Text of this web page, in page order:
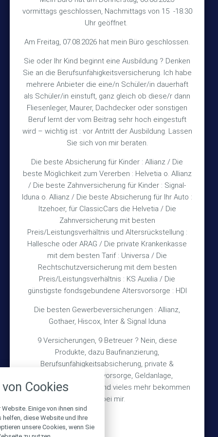
vormittags geschlossen, Nachmittags von 15 -18.30
Uhr geöffnet.
Am Freitag, 07.08.2026 hat mein Büro geschlossen.
Sie oder Ihr Kind beginnt eine Ausbildung ? Denken
Sie an die Berufsunfähigkeitsversicherung. Ich habe
mehrere Anbieter die eine/n Schüler/in dauerhaft
als Schüler/in einstuft, ganz gleich ob diese/r dann
Fliesenleger, Maurer, Dachdecker oder sonstigen
Beruf lernt der vom Beitrag sehr hoch eingestuft
wird – wichtig ist : vor Antritt der Ausbildung. Lassen
Sie sich von mir beraten.
Die beste Absicherung für Kinder : Allianz / Die
beste Möglichkeit zum Vererben : Helvetia o. Allianz
/ Die beste Zahnversicherung für Kinder : Signal-
Iduna o. Allianz / Die beste Absicherung für Ihr Auto :
Itzehoer, für ClassicCars die Helvetia / Die
Zahnversicherung mit besten
Preis/Leistungsverhältnis und Altersrückstellung :
Hallesche oder ARAG / Die private Krankenkasse
mit dem besten Tarif : Universa / Die
Rechtschutzversicherung mit dem besten
Preis/Leistungsverhältnis : KS Auxilia / Die
günstigste fondsgebundene Altersvorsorge : HDI
Die besten Gewerbeversicherungen : Allianz,
Gothaer, Hiscox, Inter & Signal Iduna
9 Versicherungen, 9 Betreuer ? Nein, diese
Produkte, dazu Baufinanzierung,
Berufsunfähigkeitsabsicherung, private &
betriebliche Altersvorsorge, Geldanlage,
Gebäudeversicherung und vieles mehr bekommen
Sie bei mir.
30890 Barsinghausen
Kontakt
TEL +49 (5105) 1811
FAX +49 (5105) 2720
MAIL vmh1a@web.de
Bürozeiten
Mo – Fr 10:15 – 12:00 Uhr
und nach Vereinbarung
Rechtliches
Impressum
Datenschutz
Erstinformation
Wichtiges
Über mich
Bedarfsermittlung
Schadensmeldung
© 2026 Versicherungsmakler Haberkamp GmbH
Cookies
Einige von ihnen sind
diese Website und Ihre
unsere Cookies, wenn Sie
alle verwendeten Cookies und
zu blockieren.
Notwendig